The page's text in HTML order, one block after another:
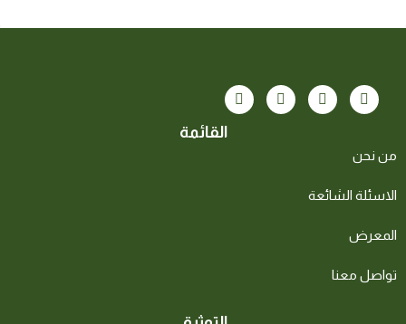
القائمة
من نحن
الاسئلة الشائعة
المعرض
تواصل معنا